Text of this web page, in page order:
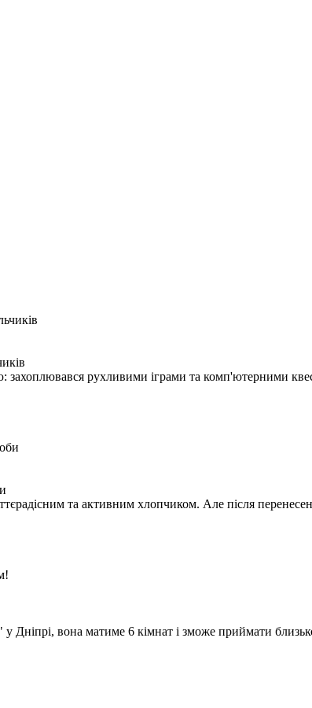
захоплювався рухливими іграми та комп'ютерними
та активним хлопчиком. Але після
Дніпрі, вона матиме 6 кімнат і зможе приймати